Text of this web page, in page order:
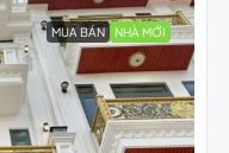
MUA BÁN NHÀ MỚI